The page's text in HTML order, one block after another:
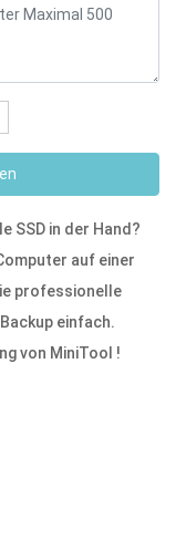
SSD in der Hand?
auf einer
professionelle
einfach.
von MiniTool !